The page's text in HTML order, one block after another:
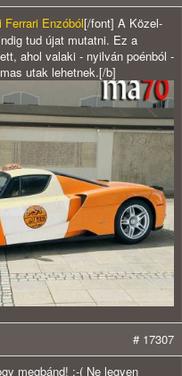
Enzóból[/font] A Közel-
tud újat mutatni. Ez a
ahol valaki - nyilván poénból -
utak lehetnek.[/b]
# 17307
megbánd! :-( Ne legyen